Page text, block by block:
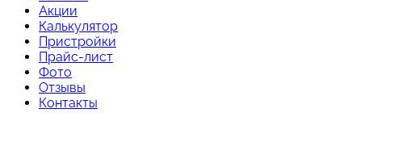
Акции
Калькулятор
Пристройки
Прайс-лист
Фото
Отзывы
Контакты